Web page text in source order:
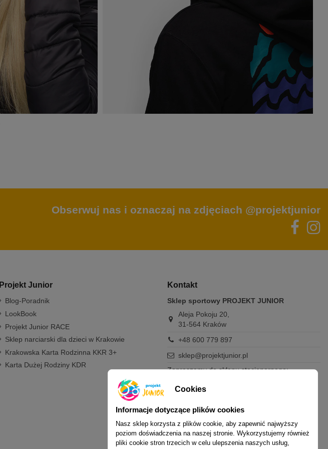
Obserwuj nas i oznaczaj na zdjęciach @projektjunior
Projekt Junior
Blog-Poradnik
LookBook
Projekt Junior RACE
Sklep narciarski dla dzieci w Krakowie
Krakowska Karta Rodzinna KKR 3+
Karta Dużej Rodziny KDR
Kontakt
Sklep sportowy PROJEKT JUNIOR
Aleja Pokoju 20,
31-564 Kraków
+48 600 779 897
sklep@projektjunior.pl
Zapraszamy do sklepu stacjonarnego:
sobota: 10.00-14.00
Nie odpowiadamy na wiadomości SMS. W
sprawach dotyczących zamówień i oferty
prosimy o kontakt mailowy, telefoniczny lub
Cookies
Informacje dotyczące plików cookies
Nasz sklep korzysta z plików cookie, aby zapewnić najwyższy
poziom doświadczenia na naszej stronie. Wykorzystujemy również
pliki cookie stron trzecich w celu ulepszenia naszych usług,